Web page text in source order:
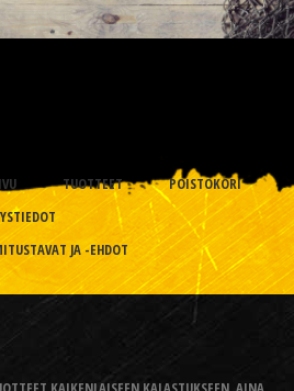
TUOTTEET
POISTOKORI
JA -EHDOT